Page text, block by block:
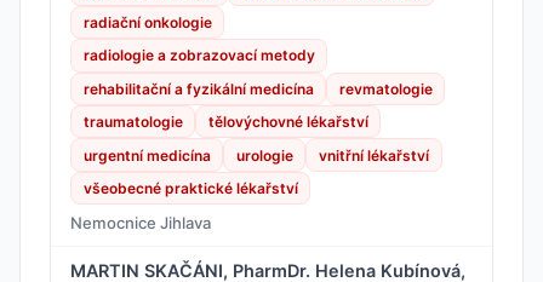
radiační onkologie
radiologie a zobrazovací metody
rehabilitační a fyzikální medicína
revmatologie
traumatologie
tělovýchovné lékařství
urgentní medicína
urologie
vnitřní lékařství
všeobecné praktické lékařství
Nemocnice Jihlava
MARTIN SKAČÁNI, PharmDr. Helena Kubínová,